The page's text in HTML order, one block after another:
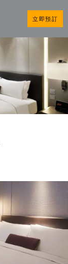
立即預訂